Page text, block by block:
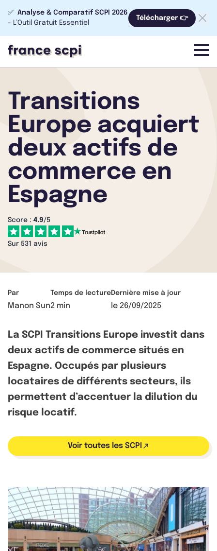
✅ Analyse & Comparatif SCPI 2026
- L’Outil Gratuit Essentiel
Télécharger 👉
menu
Transitions
Europe acquiert
deux actifs de
commerce en
Espagne
Score : 4.9/5
Sur 531 avis
Par
Manon Sun
Temps de lecture
2 min
Dernière mise à jour
le 26/09/2025
La SCPI Transitions Europe investit dans
deux actifs de commerce situés en
Espagne. Occupés par plusieurs
locataires de différents secteurs, ils
permettent d’accentuer la dilution du
risque locatif.
Voir toutes les SCPI